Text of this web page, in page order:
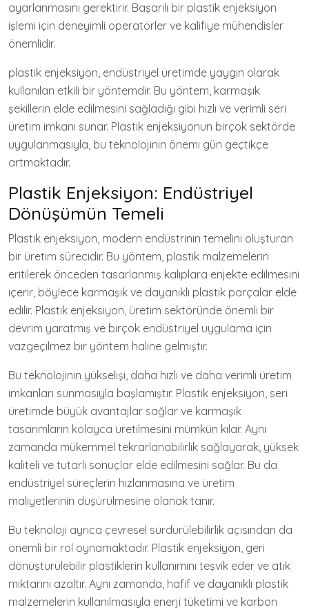
ayarlanmasını gerektirir. Başarılı bir plastik enjeksiyon
işlemi için deneyimli operatörler ve kalifiye mühendisler
önemlidir.
plastik enjeksiyon, endüstriyel üretimde yaygın olarak
kullanılan etkili bir yöntemdir. Bu yöntem, karmaşık
şekillerin elde edilmesini sağladığı gibi hızlı ve verimli seri
üretim imkanı sunar. Plastik enjeksiyonun birçok sektörde
uygulanmasıyla, bu teknolojinin önemi gün geçtikçe
artmaktadır.
Plastik Enjeksiyon: Endüstriyel
Dönüşümün Temeli
Plastik enjeksiyon, modern endüstrinin temelini oluşturan
bir üretim sürecidir. Bu yöntem, plastik malzemelerin
eritilerek önceden tasarlanmış kalıplara enjekte edilmesini
içerir, böylece karmaşık ve dayanıklı plastik parçalar elde
edilir. Plastik enjeksiyon, üretim sektöründe önemli bir
devrim yaratmış ve birçok endüstriyel uygulama için
vazgeçilmez bir yöntem haline gelmiştir.
Bu teknolojinin yükselişi, daha hızlı ve daha verimli üretim
imkanları sunmasıyla başlamıştır. Plastik enjeksiyon, seri
üretimde büyük avantajlar sağlar ve karmaşık
tasarımların kolayca üretilmesini mümkün kılar. Aynı
zamanda mükemmel tekrarlanabilirlik sağlayarak, yüksek
kaliteli ve tutarlı sonuçlar elde edilmesini sağlar. Bu da
endüstriyel süreçlerin hızlanmasına ve üretim
maliyetlerinin düşürülmesine olanak tanır.
Bu teknoloji ayrıca çevresel sürdürülebilirlik açısından da
önemli bir rol oynamaktadır. Plastik enjeksiyon, geri
dönüştürülebilir plastiklerin kullanımını teşvik eder ve atık
miktarını azaltır. Aynı zamanda, hafif ve dayanıklı plastik
malzemelerin kullanılmasıyla enerji tüketimi ve karbon